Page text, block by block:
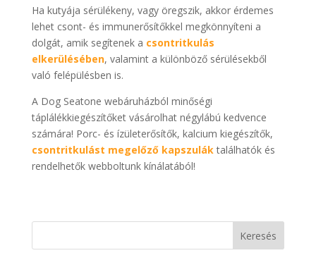
Ha kutyája sérülékeny, vagy öregszik, akkor érdemes
lehet csont- és immunerősítőkkel megkönnyíteni a
dolgát, amik segítenek a csontritkulás
elkerülésében, valamint a különböző sérülésekből
való felépülésben is.
A Dog Seatone webáruházból minőségi
táplálékkiegészítőket vásárolhat négylábú kedvence
számára! Porc- és ízületerősítők, kalcium kiegészítők,
csontritkulást megelőző kapszuláktalálhatók és
rendelhetők webboltunk kínálatából!